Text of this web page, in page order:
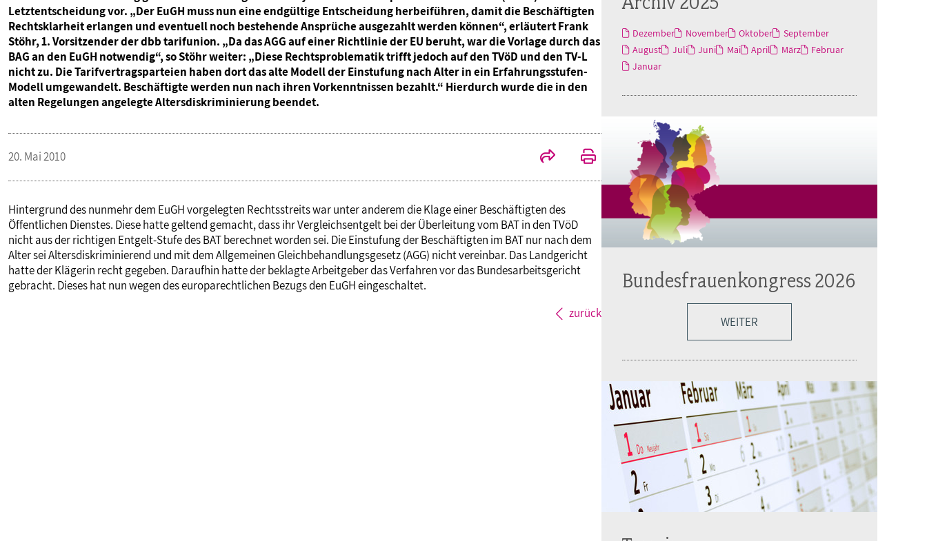
Mitgliedsgewerkschaften
Kooperationen
Alterssicherung
Bildung
Europa
Stellungnahmen
Digitalisierung
Frauenrecht kompakt
PUBLIKATIONEN
TERMINE & VERANSTALTUNGEN
Seminare
MITGLIEDSCHAFT & SERVICE
Akademie
Verlag
Letztentscheidung vor. „Der EuGH muss nun eine endgültige Entscheidung herbeiführen, damit die Beschäftigten
Rechtsklarheit erlangen und eventuell noch bestehende Ansprüche ausgezahlt werden können“, erläutert Frank
Stöhr, 1. Vorsitzender der dbb tarifunion. „Da das AGG auf einer Richtlinie der EU beruht, war die Vorlage durch das
BAG an den EuGH notwendig“, so Stöhr weiter: „Diese Rechtsproblematik trifft jedoch auf den TVöD und den TV-L
nicht zu. Die Tarifvertragsparteien haben dort das alte Modell der Einstufung nach Alter in ein Erfahrungsstufen-
Modell umgewandelt. Beschäftigte werden nun nach ihren Vorkenntnissen bezahlt.“ Hierdurch wurde die in den
alten Regelungen angelegte Altersdiskriminierung beendet.
20. Mai 2010
Hintergrund des nunmehr dem EuGH vorgelegten Rechtsstreits war unter anderem die Klage einer Beschäftigten des
Öffentlichen Dienstes. Diese hatte geltend gemacht, dass ihr Vergleichsentgelt bei der Überleitung vom BAT in den TVöD
nicht aus der richtigen Entgelt-Stufe des BAT berechnet worden sei. Die Einstufung der Beschäftigten im BAT nur nach dem
Alter sei Altersdiskriminierend und mit dem Allgemeinen Gleichbehandlungsgesetz (AGG) nicht vereinbar. Das Landgericht
hatte der Klägerin recht gegeben. Daraufhin hatte der beklagte Arbeitgeber das Verfahren vor das Bundesarbeitsgericht
gebracht. Dieses hat nun wegen des europarechtlichen Bezugs den EuGH eingeschaltet.
zurück
Dezember November Oktober
September
August
Juli Juni Mai April März
Februar
Januar
Bundesfrauenkongress 2026
WEITER